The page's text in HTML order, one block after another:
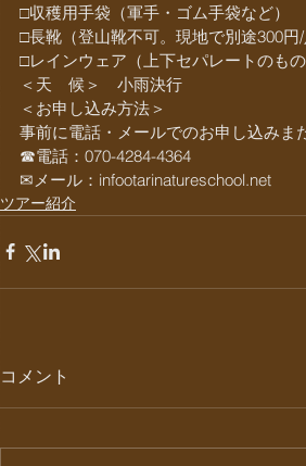
□収穫用手袋（軍手・ゴム手袋など）
□長靴（登山靴不可。現地で別途300
□レインウェア（上下セパレートのもの
＜天　候＞　小雨決行
＜お申し込み方法＞
事前に電話・メールでのお申し込みま
☎︎電話：070-4284-4364
✉︎メール：infootarinatureschool.net
ツアー紹介
コメント